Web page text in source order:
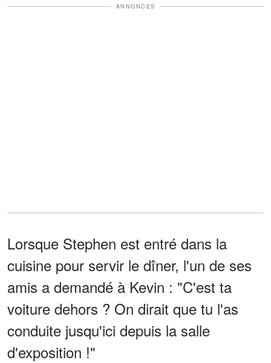
ANNONCES
Lorsque Stephen est entré dans la
cuisine pour servir le dîner, l'un de ses
amis a demandé à Kevin : "C'est ta
voiture dehors ? On dirait que tu l'as
conduite jusqu'ici depuis la salle
d'exposition !"